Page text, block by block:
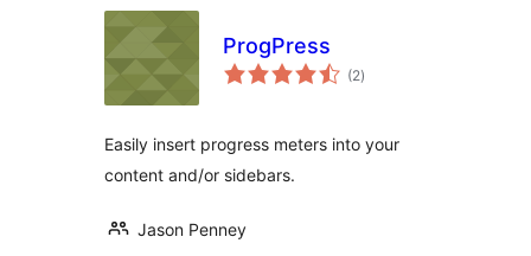
ProgPress
(2total
ratings
)
Easily insert progress meters into your
content and/or sidebars.
Jason Penney